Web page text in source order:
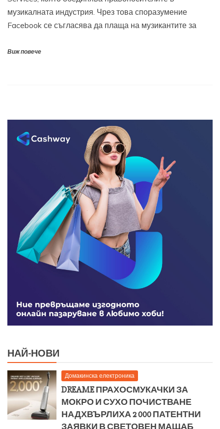
музикалната индустрия. Чрез това споразумение
Facebook се съгласява да плаща на музикантите за
Виж повече
НАЙ-НОВИ
Домакинска електроника
DREAME ПРАХОСМУКАЧКИ ЗА
МОКРО И СУХО ПОЧИСТВАНЕ
НАДХВЪРЛИХА 2 000 ПАТЕНТНИ
ЗАЯВКИ В СВЕТОВЕН МАЩАБ